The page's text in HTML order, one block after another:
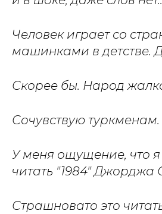
Человек играет со
машинками в детстве.
Скорее бы. Народ
Сочувствую туркменам.
У меня ощущение, что
читать "1984" Джорджа
Страшновато это